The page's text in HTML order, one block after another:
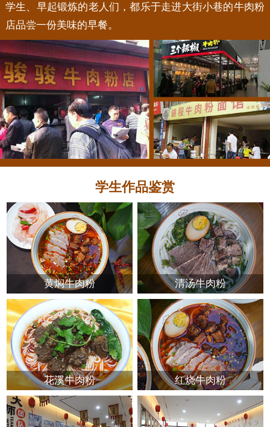
学生、早起锻炼的老人们，都乐于走进大街小巷的牛肉粉
店品尝一份美味的早餐。
学生作品鉴赏
黄焖牛肉粉 清汤牛肉粉
花溪牛肉粉 红烧牛肉粉